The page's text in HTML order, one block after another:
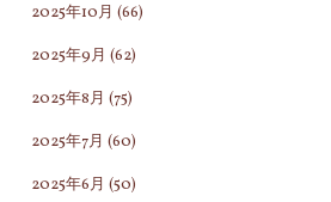
2025年10月 (66)
2025年9月 (62)
2025年8月 (75)
2025年7月 (60)
2025年6月 (50)